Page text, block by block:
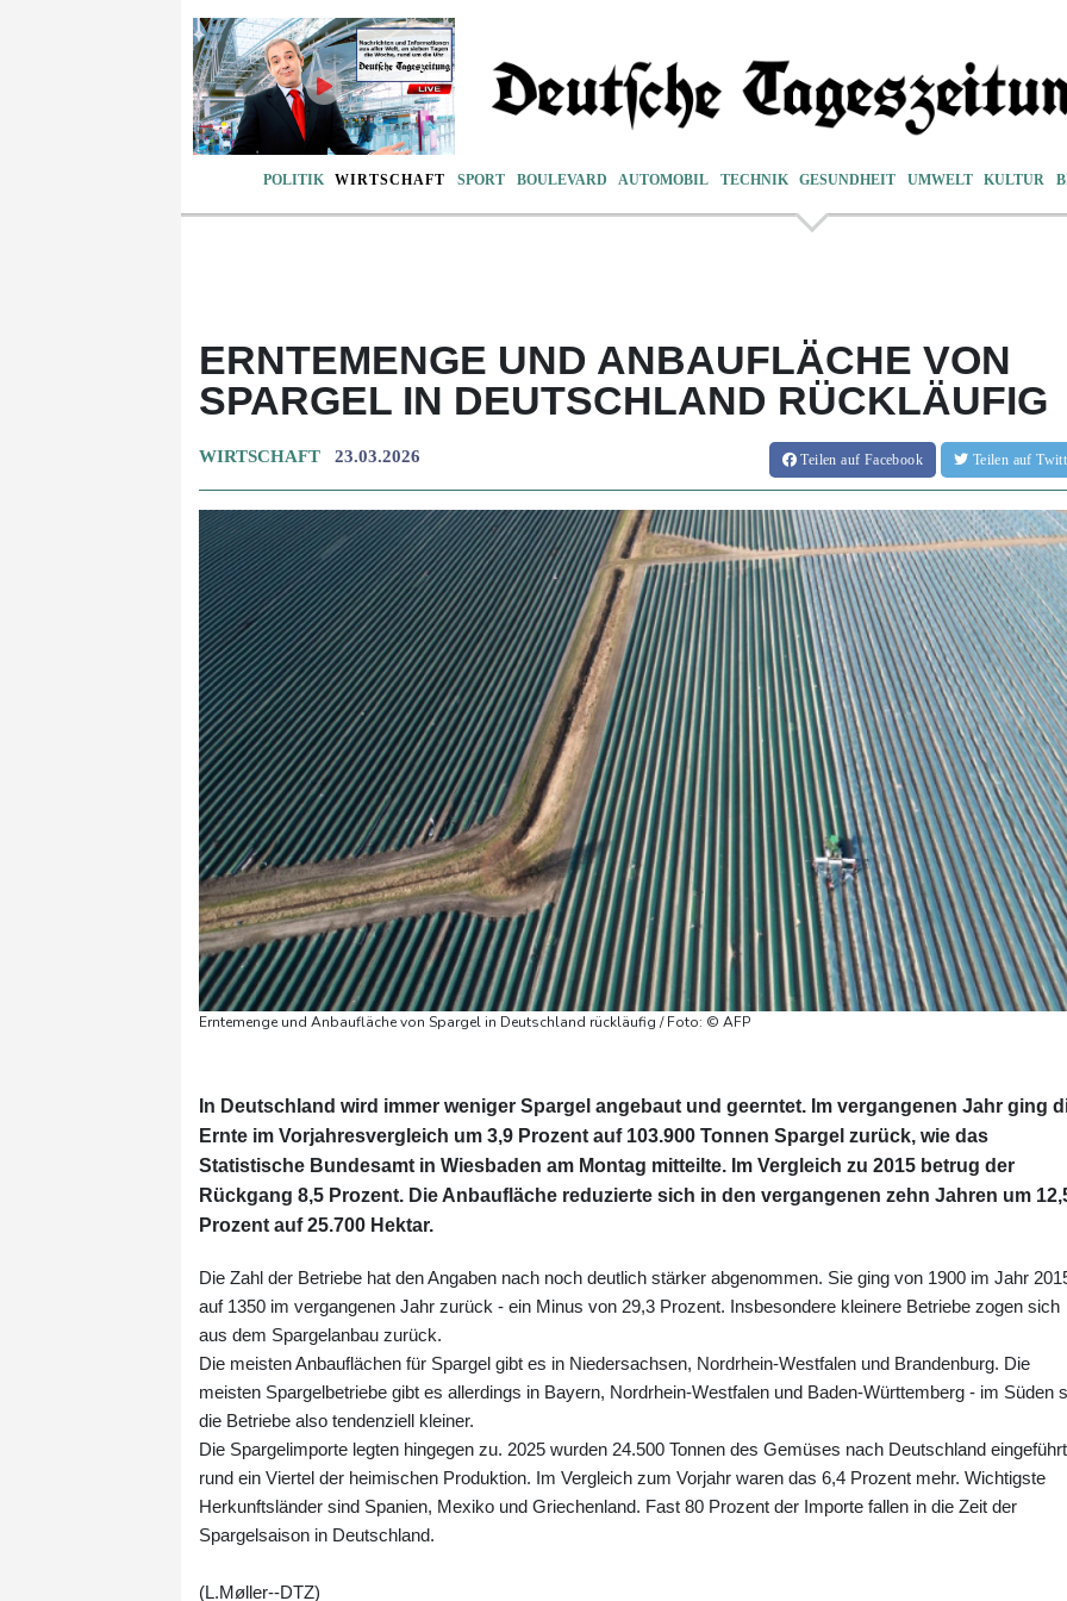
POLITIK WIRTSCHAFT SPORT BOULEVARD AUTOMOBIL TECHNIK GESUNDHEIT UMWELT KULTUR
ERNTEMENGE UND ANBAUFLÄCHE VON
SPARGEL IN DEUTSCHLAND RÜCKLÄUFIG
WIRTSCHAFT 23.03.2026 Teilenauf Facebook Teilen auf
Erntemenge und Anbaufläche von Spargel in Deutschland rückläufig / Foto: © AFP
In Deutschland wird immer weniger Spargel angebaut und geerntet. Im vergangenen Jahr ging
Ernte im Vorjahresvergleich um 3,9 Prozent auf 103.900 Tonnen Spargel zurück, wie das
Statistische Bundesamt in Wiesbaden am Montag mitteilte. Im Vergleich zu 2015 betrug der
Rückgang 8,5 Prozent. Die Anbaufläche reduzierte sich in den vergangenen zehn Jahren um
Prozent auf 25.700 Hektar.
Die Zahl der Betriebe hat den Angaben nach noch deutlich stärker abgenommen. Sie ging von 1900 im Jahr
auf 1350 im vergangenen Jahr zurück - ein Minus von 29,3 Prozent. Insbesondere kleinere Betriebe zogen sich
aus dem Spargelanbau zurück.
Die meisten Anbauflächen für Spargel gibt es in Niedersachsen, Nordrhein-Westfalen und Brandenburg. Die
meisten Spargelbetriebe gibt es allerdings in Bayern, Nordrhein-Westfalen und Baden-Württemberg - im Süden
die Betriebe also tendenziell kleiner.
Die Spargelimporte legten hingegen zu. 2025 wurden 24.500 Tonnen des Gemüses nach Deutschland
rund ein Viertel der heimischen Produktion. Im Vergleich zum Vorjahr waren das 6,4 Prozent mehr. Wichtigste
Herkunftsländer sind Spanien, Mexiko und Griechenland. Fast 80 Prozent der Importe fallen in die Zeit der
Spargelsaison in Deutschland.
(L.Møller--DTZ)